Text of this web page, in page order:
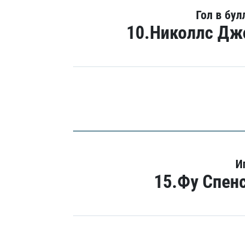
Гол в
10.Николлс
15.Фу